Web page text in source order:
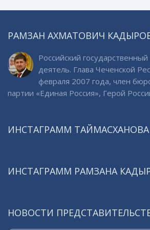
РАМЗАН АХМАТОВИЧ
Российский
деятель. Глава Чеченской
февраля 2007 года, член
партии «Единая Россия», Герой
ИНСТАГРАММ ТАЙМАСХАНОВА
ИНСТАГРАММ РАМЗАНА
НОВОСТИ